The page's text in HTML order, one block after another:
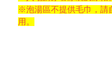
※泡湯區不提供毛巾，請
用。